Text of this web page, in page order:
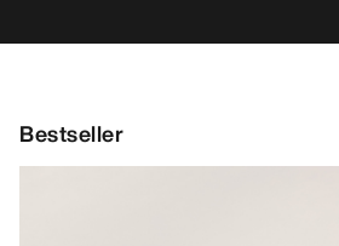
Bestseller